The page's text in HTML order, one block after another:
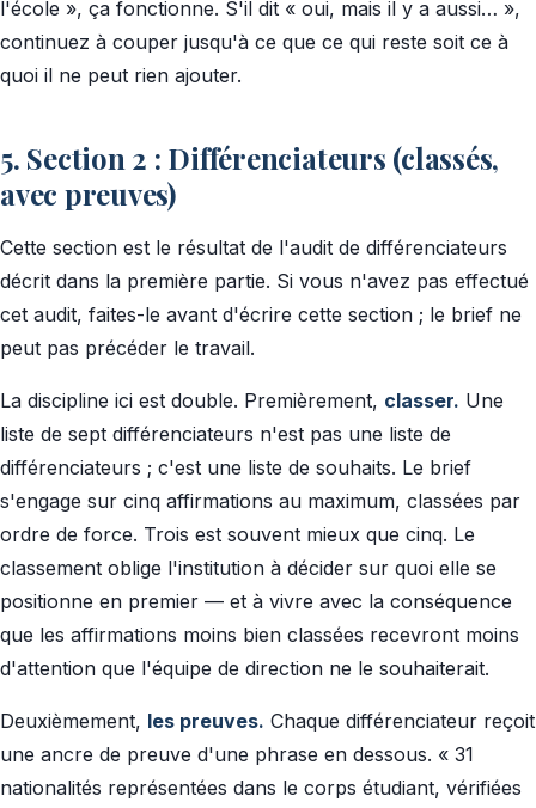
l'école », ça fonctionne. S'il dit « oui, mais il y a aussi… »,
continuez à couper jusqu'à ce que ce qui reste soit ce à
quoi il ne peut rien ajouter.
5. Section 2 : Différenciateurs (classés,
avec preuves)
Cette section est le résultat de l'audit de différenciateurs
décrit dans la première partie. Si vous n'avez pas effectué
cet audit, faites-le avant d'écrire cette section ; le brief ne
peut pas précéder le travail.
La discipline ici est double. Premièrement, classer. Une
liste de sept différenciateurs n'est pas une liste de
différenciateurs ; c'est une liste de souhaits. Le brief
s'engage sur cinq affirmations au maximum, classées par
ordre de force. Trois est souvent mieux que cinq. Le
classement oblige l'institution à décider sur quoi elle se
positionne en premier — et à vivre avec la conséquence
que les affirmations moins bien classées recevront moins
d'attention que l'équipe de direction ne le souhaiterait.
Deuxièmement, les preuves. Chaque différenciateur reçoit
une ancre de preuve d'une phrase en dessous. « 31
nationalités représentées dans le corps étudiant, vérifiées